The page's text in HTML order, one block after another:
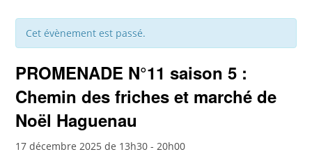
Cet évènement est passé.
PROMENADE N°11 saison 5 :
Chemin des friches et marché de
Noël Haguenau
17 décembre 2025 de 13h30 -20h00